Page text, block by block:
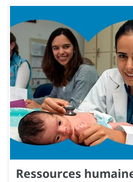
Ressources